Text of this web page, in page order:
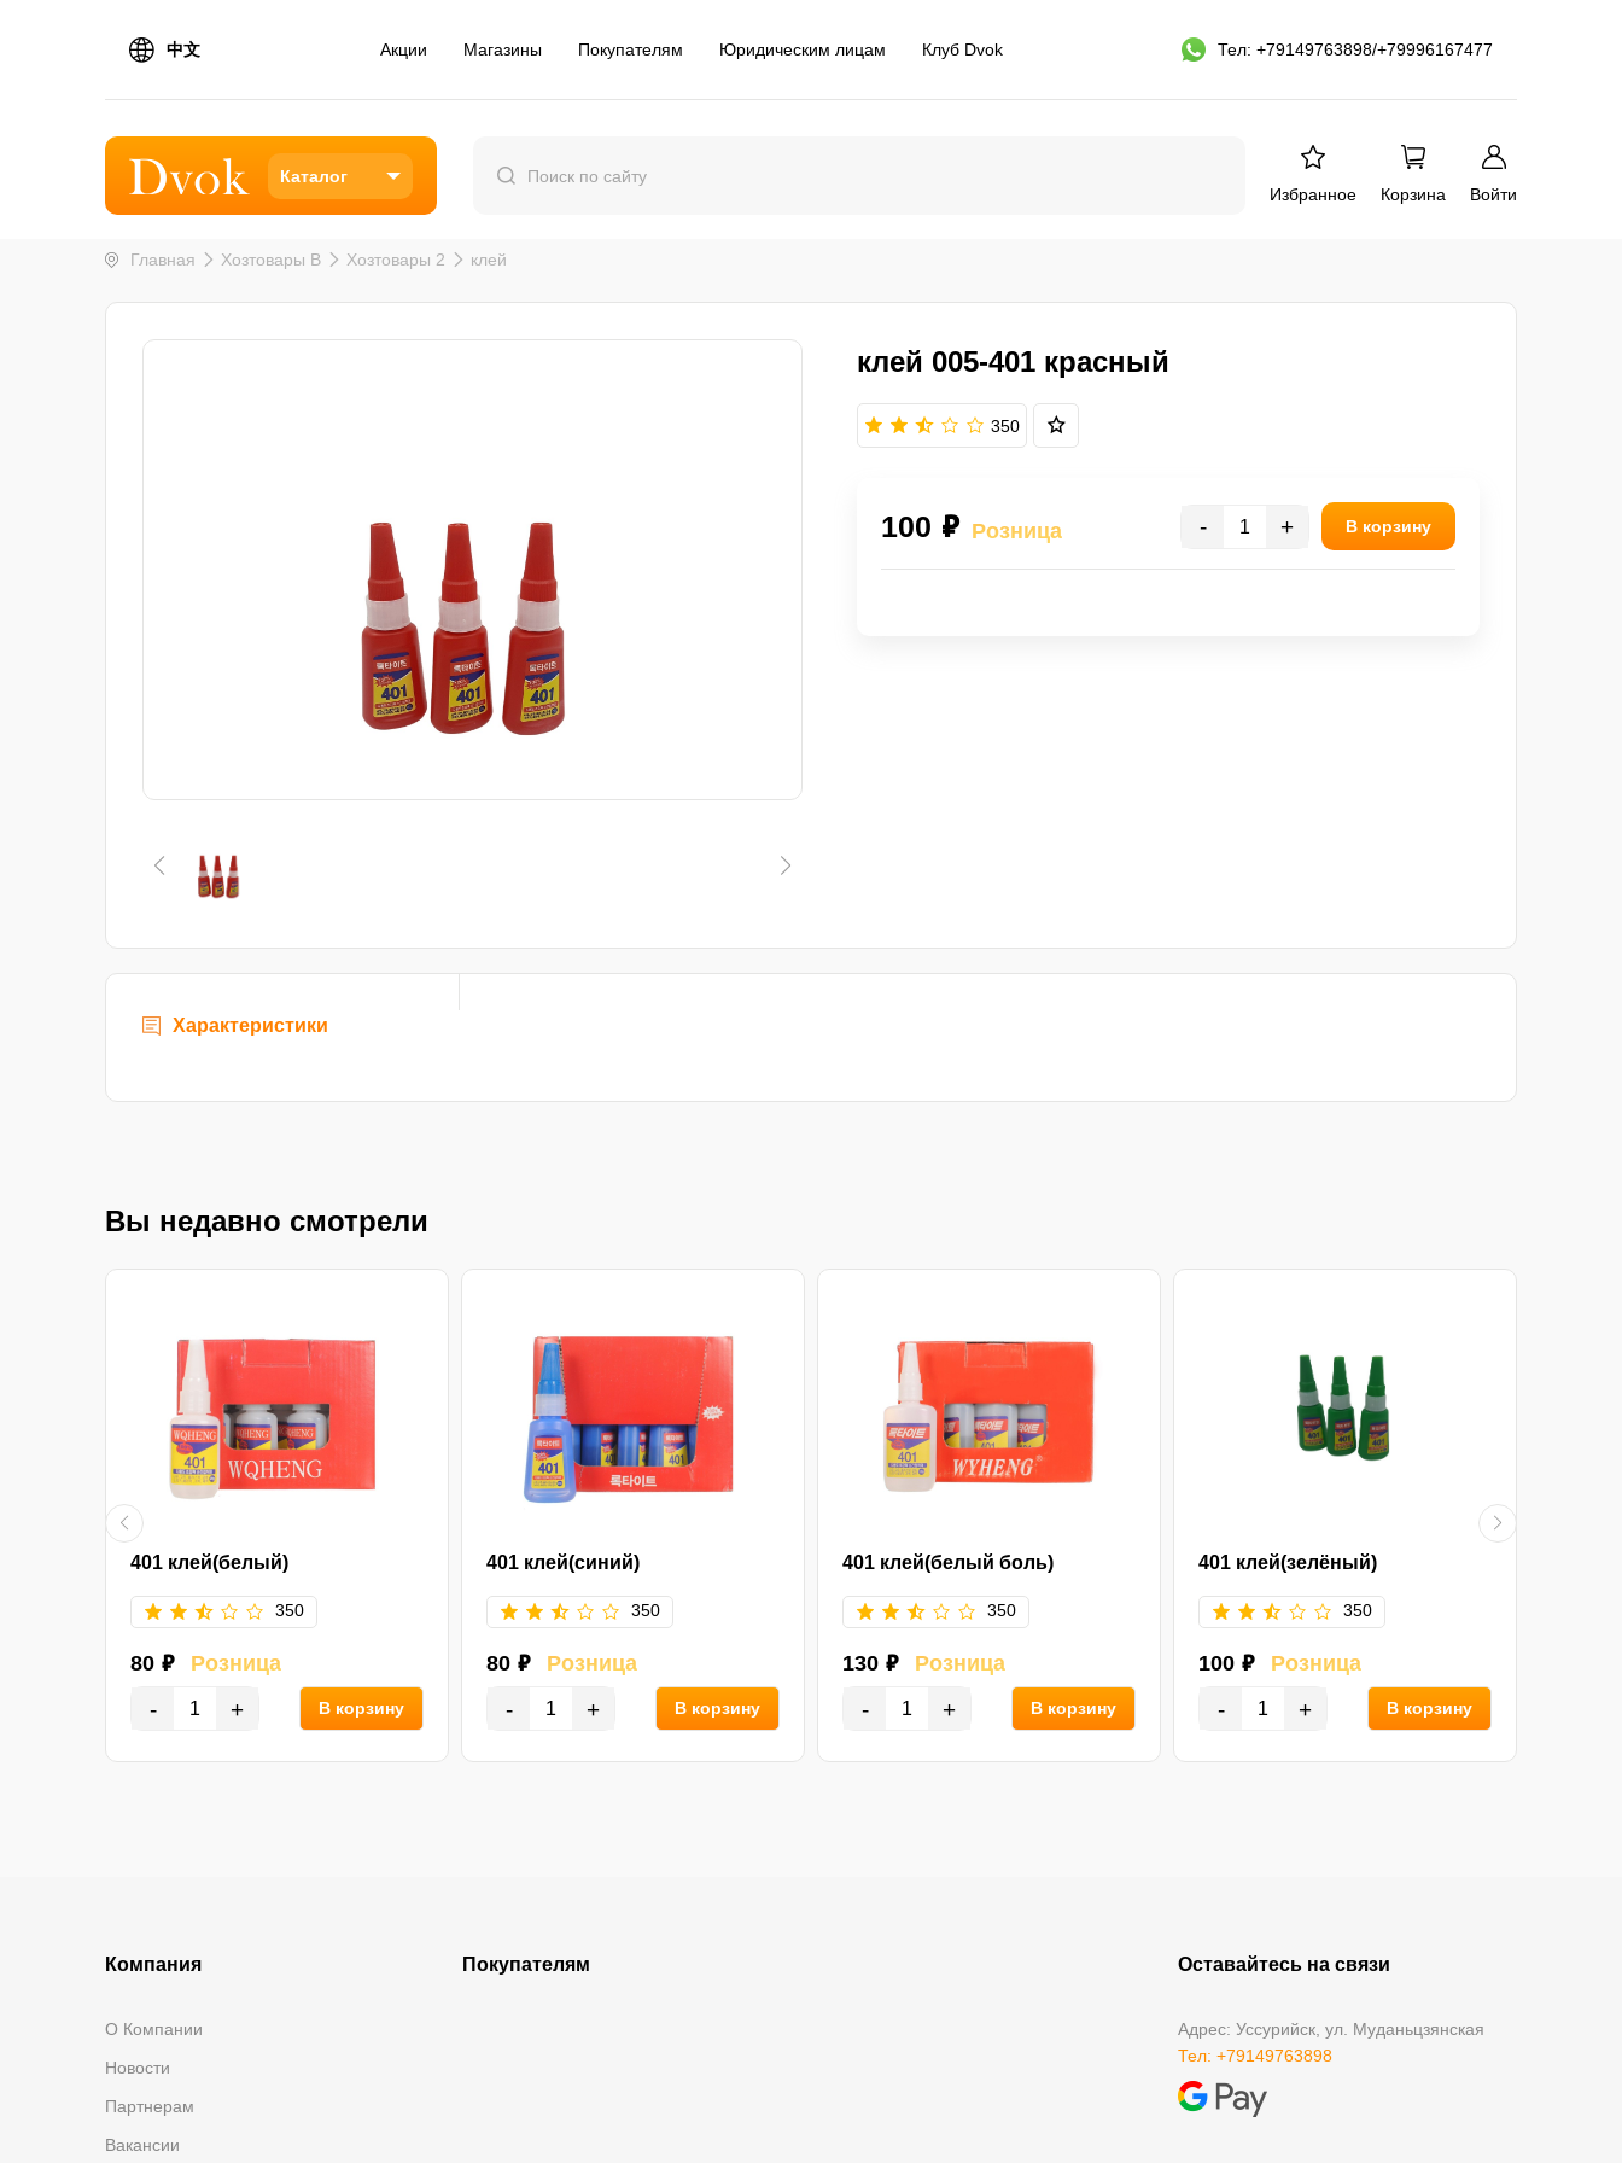
中文 Акции Магазины Покупателям Юридическим лицам Клуб Dvok Тел: +79149763898/+79996167477
Каталог
Избранное
Корзина Войти
Главная Хозтовары B Хозтовары 2 клей
клей 005-401 красный
350
100 ₽ Розница - + В корзину
Характеристики
Вы недавно смотрели
401 клей(белый)
350
80 ₽ Розница
- + В корзину
401 клей(синий)
350
80 ₽ Розница
- + В корзину
401 клей(белый боль)
350
130 ₽ Розница
- + В корзину
401 клей(зелёный)
350
100 ₽ Розница
- + В корзину
Компания
О Компании
Новости
Партнерам
Вакансии
Покупателям Оставайтесь на связи
Адрес: Уссурийск, ул. Муданьцзянская
Тел: +79149763898